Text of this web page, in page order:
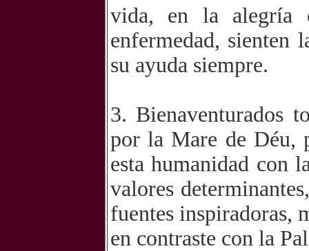
vida, en la
enfermedad, sienten
su ayuda siempre.
3. Bienaventurados
por la Mare de Déu,
esta humanidad con
valores
fuentes inspiradoras,
en contraste con la